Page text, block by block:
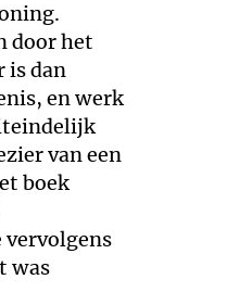
door het
is dan
en werk
van een
boek
was